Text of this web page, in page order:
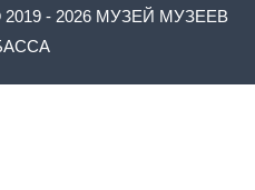
- 2026 МУЗЕЙ МУЗЕЕВ